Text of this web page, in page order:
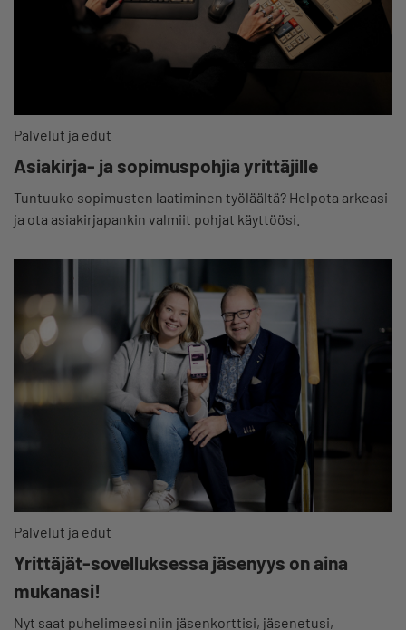
Palvelut ja edut
Asiakirja- ja sopimuspohjia yrittäjille
Tuntuuko sopimusten laatiminen työläältä? Helpota arkeasi
ja ota asiakirjapankin valmiit pohjat käyttöösi.
Palvelut ja edut
Yrittäjät-sovelluksessa jäsenyys on aina
mukanasi!
Nyt saat puhelimeesi niin jäsenkorttisi, jäsenetusi,